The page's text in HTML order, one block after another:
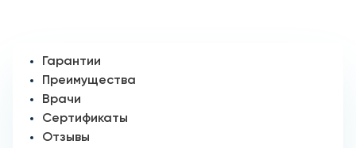
Гарантии
Преимущества
Врачи
Сертификаты
Отзывы